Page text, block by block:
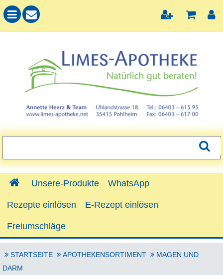
Unsere-Produkte WhatsApp
Rezepte einlösen E-Rezept einlösen
Freiumschläge
STARTSEITE APOTHEKENSORTIMENT
MAGEN UND
DARM